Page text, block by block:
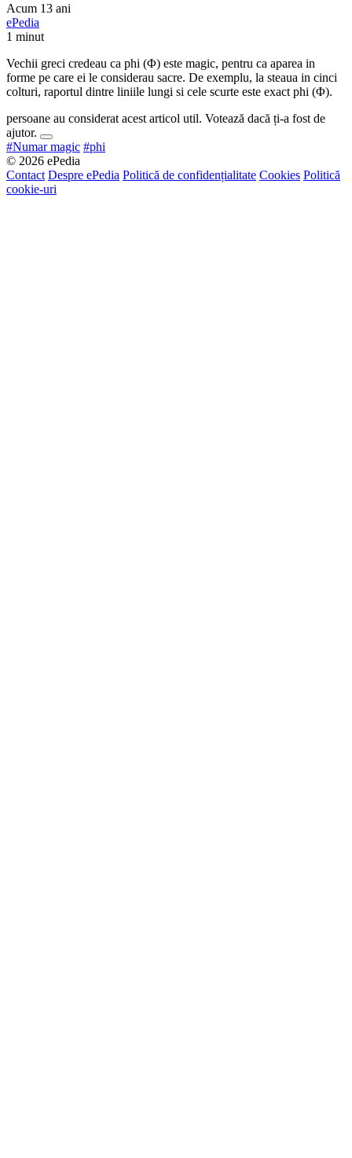
Acum 13 ani
ePedia
1 minut
Vechii greci credeau ca phi (Φ) este magic, pentru ca aparea in
forme pe care ei le considerau sacre. De exemplu, la steaua in cinci
colturi, raportul dintre liniile lungi si cele scurte este exact phi (Φ).
persoane au considerat acest articol util. Votează dacă ți-a fost de
ajutor.
#Numar magic #phi
© 2026 ePedia
Contact Despre ePedia Politică de confidențialitate Cookies Politică
cookie-uri